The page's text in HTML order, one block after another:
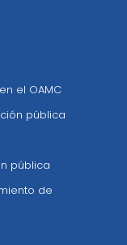
el OAMC
pública
pública
de